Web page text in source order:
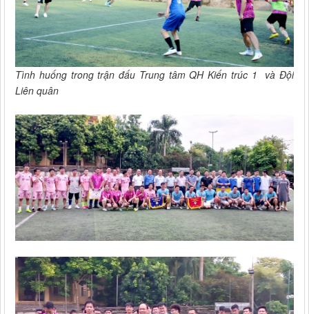
Tình huống trong trận đấu Trung tâm QH Kiến trúc 1 và Đội
Liên quân